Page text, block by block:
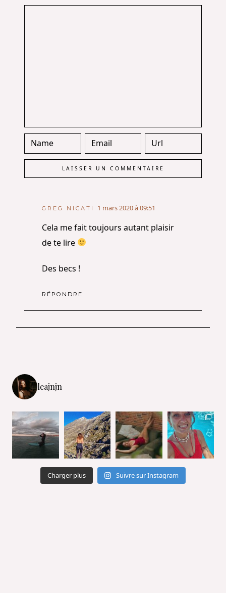
GREG NICATI 1 mars 2020 à 09:51
Cela me fait toujours autant plaisir
de te lire
Des becs !
RÉPONDRE
leajnjn
Charger plus Suivre sur Instagram